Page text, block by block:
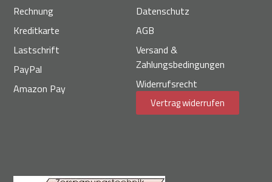
Datenschutz
AGB
Versand &
Zahlungsbedingungen
Widerrufsrecht
Vertrag widerrufen
Rechnung
Kreditkarte
Lastschrift
PayPal
Amazon Pay